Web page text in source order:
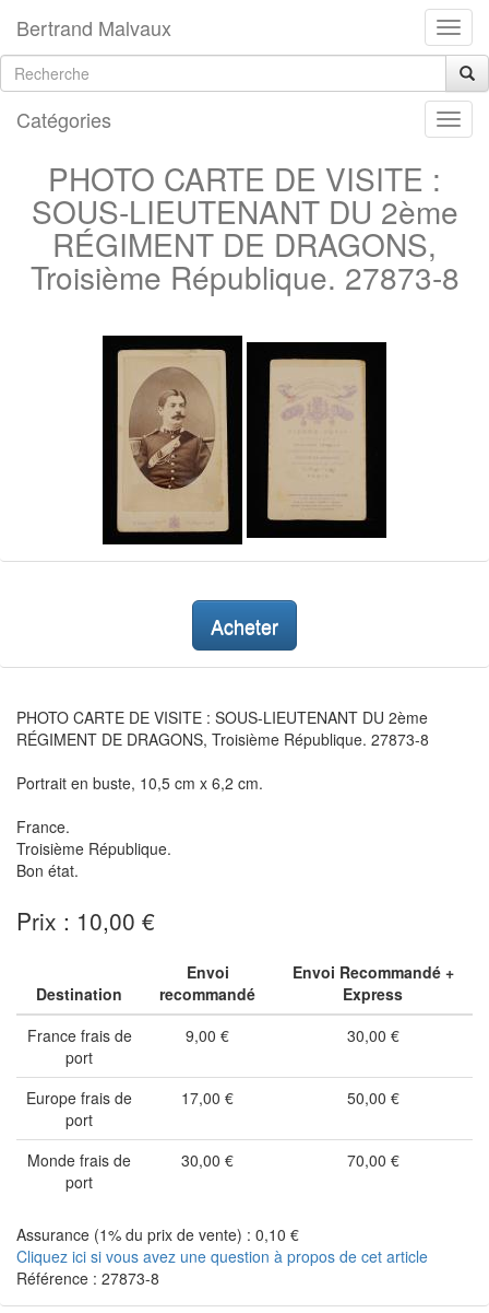
Bertrand Malvaux
Catégories
PHOTO CARTE DE VISITE :
SOUS-LIEUTENANT DU 2ème
RÉGIMENT DE DRAGONS,
Troisième République. 27873-8
Acheter
PHOTO CARTE DE VISITE : SOUS-LIEUTENANT DU 2ème
RÉGIMENT DE DRAGONS, Troisième République. 27873-8
Portrait en buste, 10,5 cm x 6,2 cm.
France.
Troisième République.
Bon état.
Prix : 10,00 €
Destination
Envoi
recommandé
Envoi Recommandé +
Express
France frais de
port
9,00 € 30,00 €
Europe frais de
port
17,00 € 50,00 €
Monde frais de
port
30,00 € 70,00 €
Assurance (1% du prix de vente) : 0,10 €
Cliquez ici si vous avez une question à propos de cet article
Référence : 27873-8